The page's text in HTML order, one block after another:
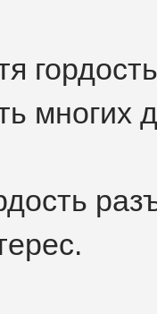
многих